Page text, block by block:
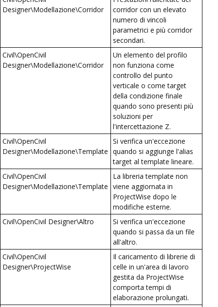
Designer\Modellazione\Corridor
corridor con un elevato
numero di vincoli
parametrici e più corridor
secondari.
Civil\OpenCivil
Designer\Modellazione\Corridor
Un elemento del profilo
non funziona come
controllo del punto
verticale o come target
della condizione finale
quando sono presenti più
soluzioni per
l'intercettazione Z.
Civil\OpenCivil
Designer\Modellazione\Template
Si verifica un'eccezione
quando si aggiunge l'alias
target al template lineare.
Civil\OpenCivil
Designer\Modellazione\Template
La libreria template non
viene aggiornata in
ProjectWise dopo le
modifiche esterne.
Civil\OpenCivil Designer\Altro
Si verifica un'eccezione
quando si passa da un file
all'altro.
Civil\OpenCivil
Designer\ProjectWise
Il caricamento di librerie di
celle in un'area di lavoro
gestita da ProjectWise
comporta tempi di
elaborazione prolungati.